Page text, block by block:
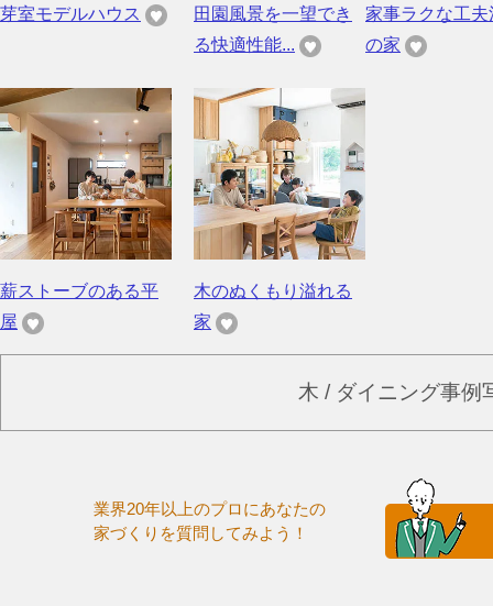
芽室モデルハウス
田園風景を一望でき
る快適性能...
家事ラクな工夫
の家
薪ストーブのある平
屋
木のぬくもり溢れる
家
木 / ダイニング事例
業界20年以上のプロにあなたの
家づくりを質問してみよう！